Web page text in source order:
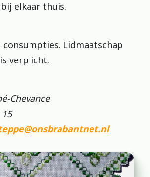
elkaar thuis.
consumpties. Lidmaatschap
is verplicht.
Chevance
15